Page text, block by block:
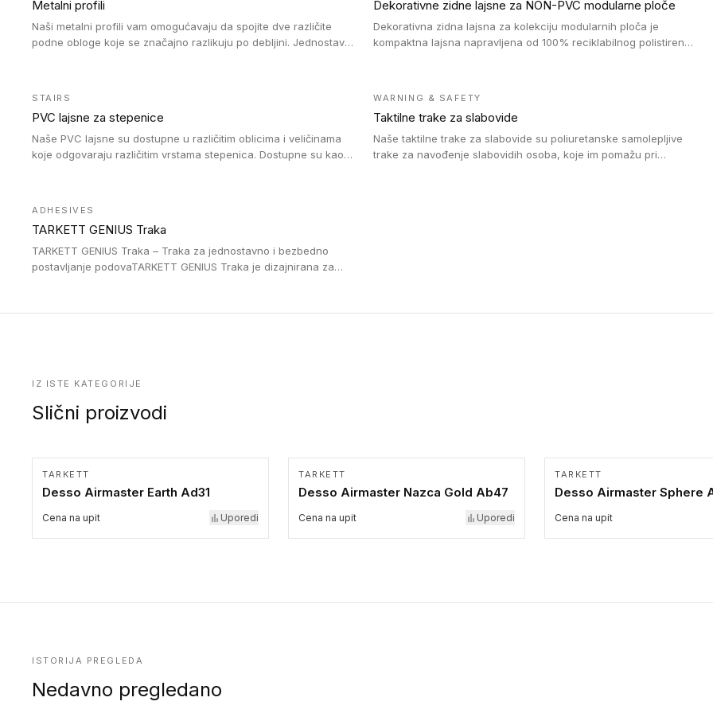
Metalni profili
Naši metalni profili vam omogućavaju da spojite dve različite
podne obloge koje se značajno razlikuju po debljini. Jednostavni
Dekorativne zidne lajsne za NON-PVC modularne ploče
Dekorativna zidna lajsna za kolekciju modularnih ploča je
kompaktna lajsna napravljena od 100% reciklabilnog polistirena,
STAIRS
PVC lajsne za stepenice
Naše PVC lajsne su dostupne u različitim oblicima i veličinama
koje odgovaraju različitim vrstama stepenica. Dostupne su kao
uglom, sa poluprečnikom savijanja od 2R za stepenice više od
16 cm. Poste i verzije od aluminijuma za oblasti pod visokim
opterećenjem. Postavljaju se na postojeći pod. Veoma su
WARNING & SAFETY
Taktilne trake za slabovide
Naše taktilne trake za slabovide su poliuretanske samolepljive
trake za navođenje slabovidih osoba, koje im pomažu pri
ADHESIVES
TARKETT GENIUS Traka
TARKETT GENIUS Traka – Traka za jednostavno i bezbedno
postavljanje podovaTARKETT GENIUS Traka je dizajnirana za
IZ ISTE KATEGORIJE
Slični proizvodi
TARKETT
Desso Airmaster Earth Ad31
Cena na upit Uporedi
TARKETT
Desso Airmaster Nazca Gold Ab47
Cena na upit Uporedi
TARKETT
Desso Airmaster Sphere
Cena na upit
ISTORIJA PREGLEDA
Nedavno pregledano